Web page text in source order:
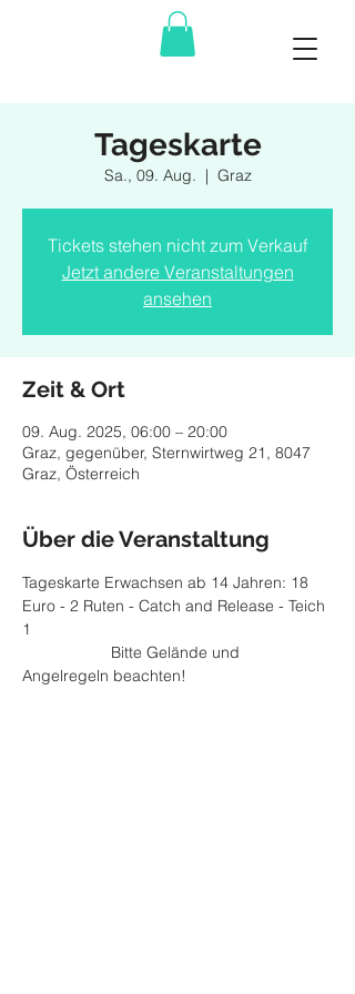
Tageskarte
Sa., 09. Aug.
  |
Graz
Tickets stehen nicht zum Verkauf
Jetzt andere Veranstaltungen
ansehen
Zeit & Ort
09. Aug. 2025, 06:00 – 20:00
Graz, gegenüber, Sternwirtweg 21, 8047
Graz, Österreich
Über die Veranstaltung
Tageskarte Erwachsen ab 14 Jahren: 18
Euro - 2 Ruten - Catch and Release - Teich
1
Angelregeln beachten!